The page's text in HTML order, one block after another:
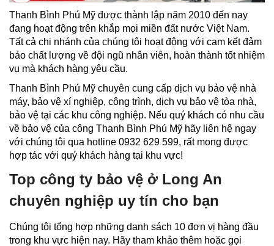
Thanh Bình Phú Mỹ được thành lập năm 2010 đến nay
đang hoạt động trên khắp mọi miền đất nước Việt Nam.
Tất cả chi nhánh của chúng tôi hoạt động với cam kết đảm
bảo chất lượng về đội ngũ nhân viên, hoàn thành tốt nhiệm
vụ mà khách hàng yêu cầu.
Thanh Bình Phú Mỹ chuyên cung cấp dịch vụ bảo vệ nhà
máy, bảo vệ xí nghiệp, công trình, dịch vụ bảo vệ tòa nhà,
bảo vệ tại các khu công nghiệp. Nếu quý khách có nhu cầu
về bảo vệ của công Thanh Bình Phú Mỹ hãy liên hệ ngay
với chúng tôi qua hotline 0932 629 599, rất mong được
hợp tác với quý khách hàng tại khu vực!
Top công ty bảo vệ ở Long An
chuyên nghiệp uy tín cho bạn
Chúng tôi tổng hợp những danh sách 10 đơn vị hàng đầu
trong khu vực hiện nay. Hãy tham khảo thêm hoặc gọi